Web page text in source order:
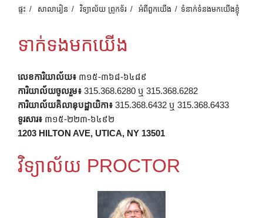
ផ្ទះ សាលារៀន វិទ្យាល័យ ព្រូកទ័រ អំពី​ពួក​យើង ទំនាក់ទំនងមកយើងខ្ញុំ
ទាក់ទងមកយើង
លេខការិយាល័យ៖ ៣១៥-៣៦៨-៦៤៨៩
ការិយាល័យចូលរួម៖ 315.368.6280 ឬ 315.368.6282
ការិយាល័យគិលានុបដ្ឋាយិកា៖ 315.368.6432 ឬ 315.368.6433
ទូរសារ៖ ៣១៥-២២៣-៦៤៩២
1203 HILTON AVE, UTICA, NY 13501
វិទ្យាល័យ PROCTOR